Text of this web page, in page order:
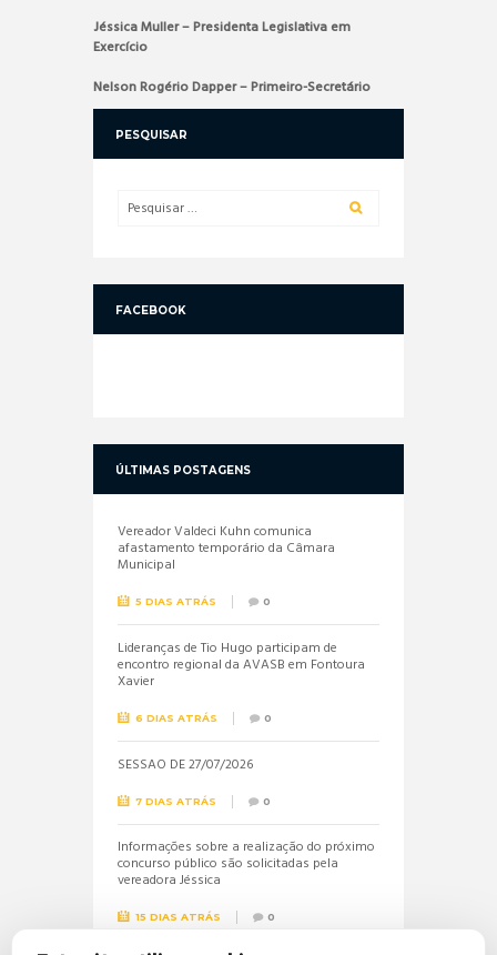
Jéssica Muller – Presidenta Legislativa em
Exercício
Nelson Rogério Dapper – Primeiro-Secretário
PESQUISAR
FACEBOOK
ÚLTIMAS POSTAGENS
Vereador Valdeci Kuhn comunica
afastamento temporário da Câmara
Municipal
5 DIAS ATRÁS 0
Lideranças de Tio Hugo participam de
encontro regional da AVASB em Fontoura
Xavier
6 DIAS ATRÁS 0
SESSÃO DE 27/07/2026
7 DIAS ATRÁS 0
Informações sobre a realização do próximo
concurso público são solicitadas pela
vereadora Jéssica
15 DIAS ATRÁS 0